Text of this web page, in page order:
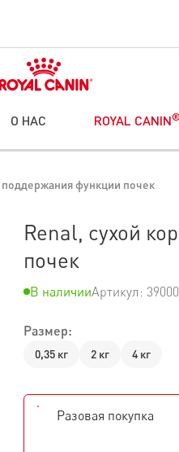
О НАС ROYAL CANIN®
функции почек
Renal, сухой
почек
В наличииАртикул:
Размер:
0,35 кг 2 кг 4 кг
Разовая покупка